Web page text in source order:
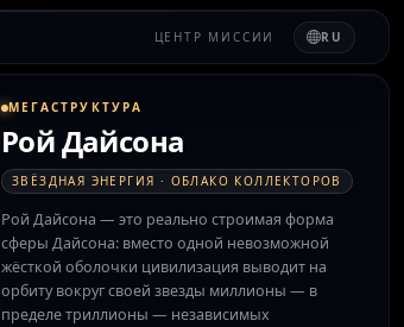
ЦЕНТР МИССИИ RU
МЕГАСТРУКТУРА
Рой Дайсона
ЗВЁЗДНАЯ ЭНЕРГИЯ · ОБЛАКО КОЛЛЕКТОРОВ
Рой Дайсона — это реально строимая форма
сферы Дайсона: вместо одной невозможной
жёсткой оболочки цивилизация выводит на
орбиту вокруг своей звезды миллионы — в
пределе триллионы — независимых